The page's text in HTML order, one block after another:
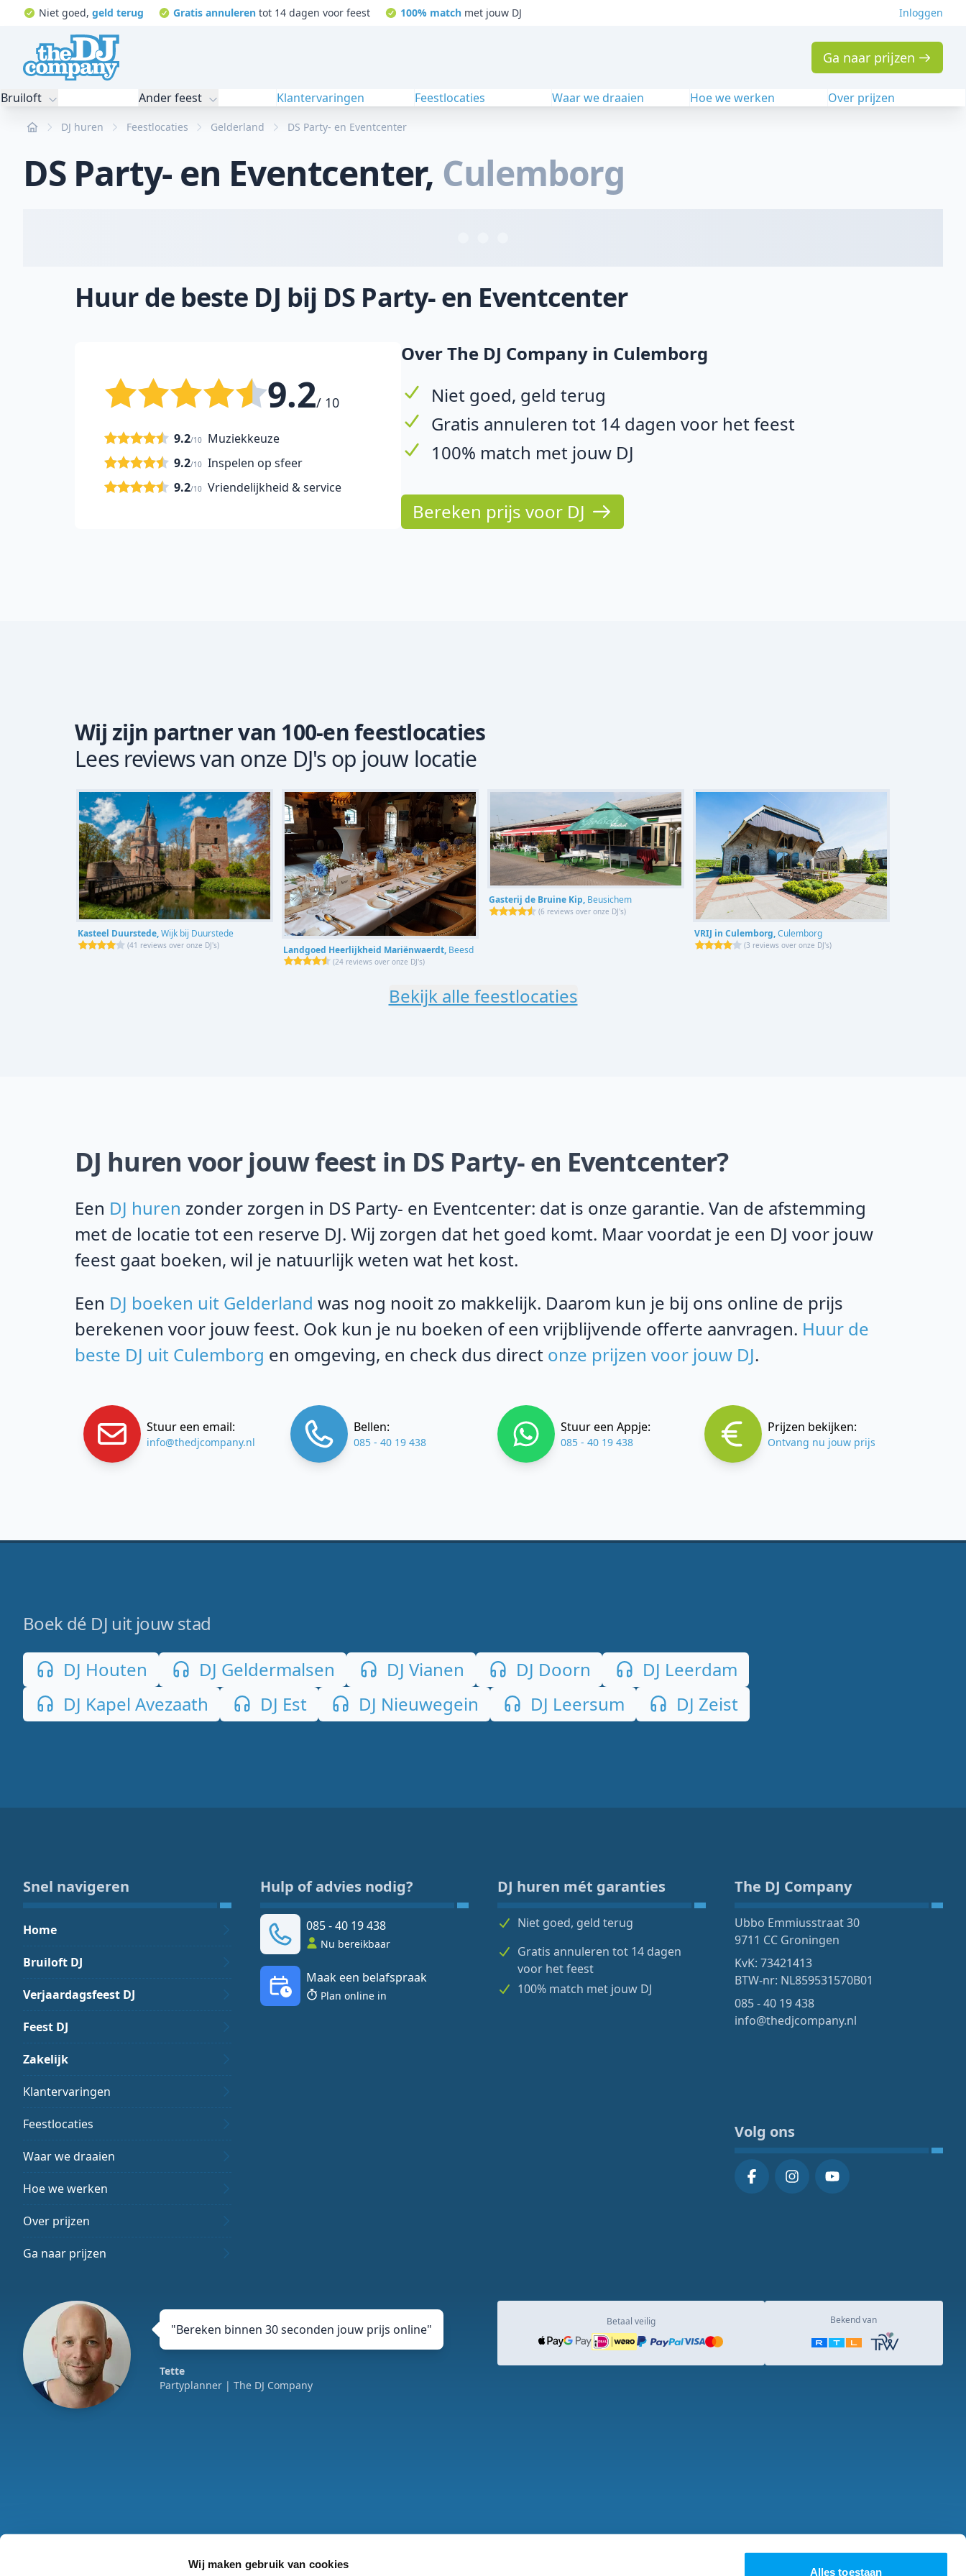
Wij maken gebruik van cookies
Alles toestaan
Niet goed, geld terug Gratis annuleren tot 14 dagen voor feest 100% matchmet jouw DJ Inloggen
Ga naar prijzen
Bruiloft Ander feest Klantervaringen Feestlocaties Waar we draaien Hoe we werken Over prijzen
Home DJ huren Feestlocaties Gelderland DS Party- en Eventcenter
DS Party- en Eventcenter, Culemborg
Huur de beste DJ bij DS Party- en Eventcenter
9.2/ 10
Muziekkeuze
9.2/10
Inspelen op sfeer
9.2/10
Vriendelijkheid & service
9.2/10
Over The DJ Company in Culemborg
Niet goed, geld terug
Gratis annuleren tot 14 dagen voor het feest
100% match met jouw DJ
Bereken prijs voor DJ
Wij zijn partner van 100-en feestlocaties
Lees reviews van onze DJ's op jouw locatie
Kasteel Duurstede,Wijk bij Duurstede
(41 reviews over onze DJ's) Landgoed Heerlijkheid Mariënwaerdt, Beesd
(24 reviews over onze DJ's)
Gasterij de Bruine Kip, Beusichem
(6 reviews over onze DJ's)
VRIJ in Culemborg,Culemborg
(3 reviews over onze DJ's)
Bekijk alle feestlocaties
DJ huren voor jouw feest in DS Party- en Eventcenter?
Een DJ huren zonder zorgen in DS Party- en Eventcenter: dat is onze garantie. Van de afstemming
met de locatie tot een reserve DJ. Wij zorgen dat het goed komt. Maar voordat je een DJ voor jouw
feest gaat boeken, wil je natuurlijk weten wat het kost.
Een DJ boeken uit Gelderland was nog nooit zo makkelijk. Daarom kun je bij ons online de prijs
berekenen voor jouw feest. Ook kun je nu boeken of een vrijblijvende offerte aanvragen. Huur de
beste DJ uit Culemborg en omgeving, en check dus direct onze prijzen voor jouw DJ.
Stuur een email:
info@thedjcompany.nl
Bellen:
085 - 40 19 438
Stuur een Appje:
085 - 40 19 438
Prijzen bekijken:
Ontvang nu jouw prijs
Boek dé DJ uit jouw stad
DJ Houten
DJ Geldermalsen DJ Vianen DJ Doorn
DJ Leerdam
DJ Kapel Avezaath
DJ Est DJ Nieuwegein DJ Leersum DJ Zeist
Snel navigeren
Home
Bruiloft DJ
Verjaardagsfeest DJ
Feest DJ
Zakelijk
Klantervaringen
Feestlocaties
Waar we draaien
Hoe we werken
Over prijzen
Ga naar prijzen
Hulp of advies nodig?
085 - 40 19 438
Nu bereikbaar
Maak een belafspraak
Plan online in
DJ huren mét garanties
Niet goed, geld terug
Gratis annuleren tot 14 dagen
voor het feest
100% match met jouw DJ
"Bereken binnen 30 seconden jouw prijs online"
Tette
Partyplanner | The DJ Company
The DJ Company
Ubbo Emmiusstraat 30
9711 CC Groningen
KvK: 73421413
BTW-nr: NL859531570B01
085 - 40 19 438
info@thedjcompany.nl
Volg ons
Betaal veilig Bekend van
Algemene voorwaarden